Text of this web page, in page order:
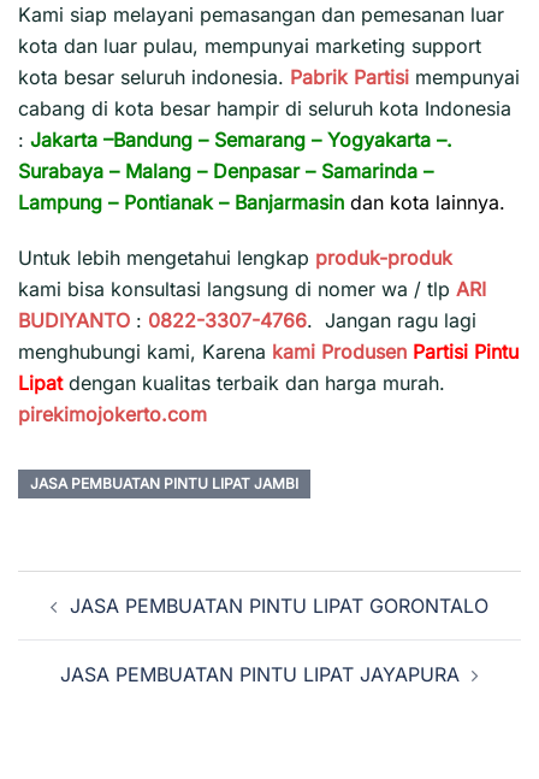
Kami siap melayani pemasangan dan pemesanan luar
kota dan luar pulau, mempunyai marketing support
kota besar seluruh indonesia. Pabrik Partisi mempunyai
cabang di kota besar hampir di seluruh kota Indonesia
: Jakarta –Bandung – Semarang – Yogyakarta –.
Surabaya – Malang – Denpasar– Samarinda –
Lampung – Pontianak – Banjarmasin dan kota lainnya.
Untuk lebih mengetahui lengkap produk-produk
kami bisa konsultasi langsung di nomer wa / tlp ARI
BUDIYANTO : 0822-3307-4766. Jangan ragu lagi
menghubungi kami, Karena kami Produsen Partisi Pintu
Lipat dengan kualitas terbaik dan harga murah.
pirekimojokerto.com
JASA PEMBUATAN PINTU LIPAT JAMBI
Navigasi
Tulisan
JASA PEMBUATAN PINTU LIPAT GORONTALO
JASA PEMBUATAN PINTU LIPAT JAYAPURA